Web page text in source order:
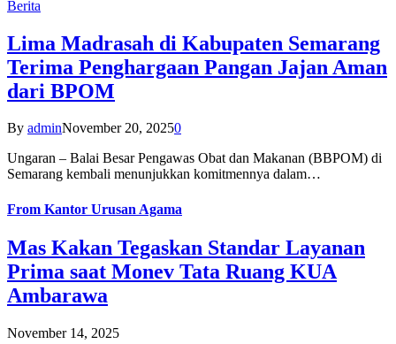
Berita
Lima Madrasah di Kabupaten Semarang
Terima Penghargaan Pangan Jajan Aman
dari BPOM
By adminNovember 20, 20250
Ungaran – Balai Besar Pengawas Obat dan Makanan (BBPOM) di
Semarang kembali menunjukkan komitmennya dalam…
From Kantor Urusan Agama
Mas Kakan Tegaskan Standar Layanan
Prima saat Monev Tata Ruang KUA
Ambarawa
November 14, 2025